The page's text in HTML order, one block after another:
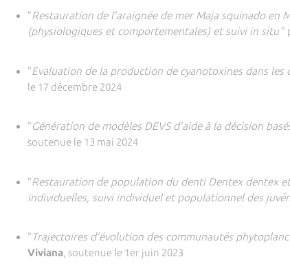
"Restauration de l’araignée de mer Maja squinado
(physiologiques et comportementales) et suivi in situ"
"Evaluation de la production de cyanotoxines dans
le 17 décembre 2024
"Génération de modèles DEVS d’aide à la décision
soutenue le 13 mai 2024
"Restauration de population du denti Dentex dentex
individuelles, suivi individuel et populationnel des
" Trajectoires d’évolution des communautés
Viviana, soutenue le 1er juin 2023